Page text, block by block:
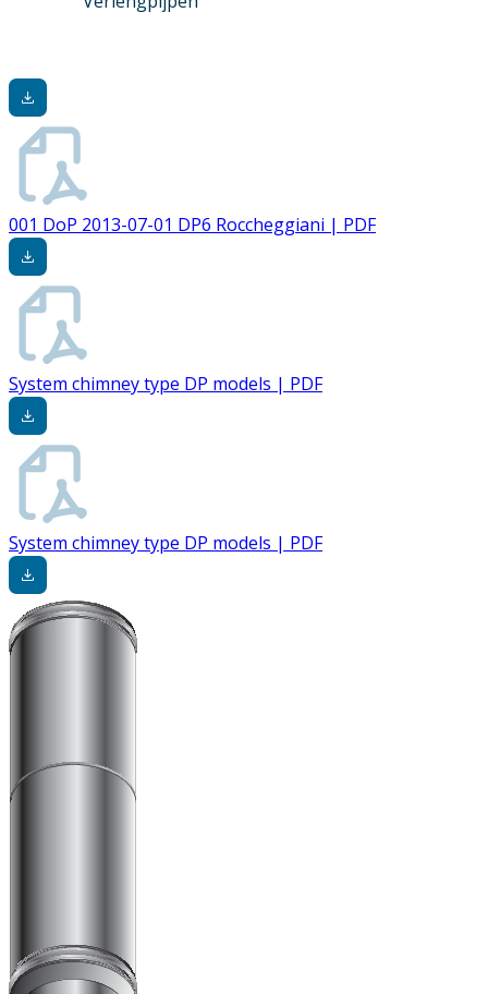
001 DoP 2013-07-01 DP6 Roccheggiani | PDF
System chimney type DP models | PDF
System chimney type DP models | PDF